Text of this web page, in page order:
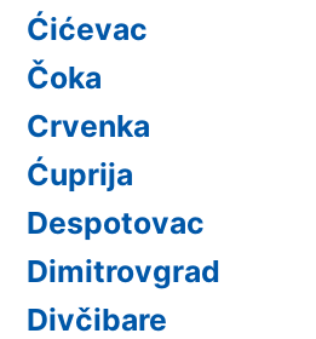
Ćićevac
Čoka
Crvenka
Ćuprija
Despotovac
Dimitrovgrad
Divčibare